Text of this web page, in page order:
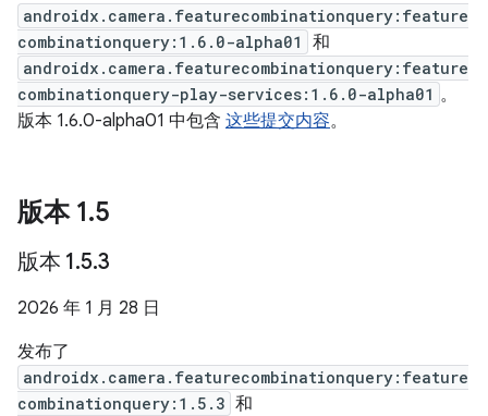
androidx.camera.featurecombinationquery:feature
combinationquery:1.6.0-alpha01
和
androidx.camera.featurecombinationquery:feature
combinationquery-play-services:1.6.0-alpha01 。
版本 1.6.0-alpha01 中包含 这些提交内容。
版本 1.5
版本 1.5.3
2026 年 1 月 28 日
发布了
androidx.camera.featurecombinationquery:feature
combinationquery:1.5.3 和